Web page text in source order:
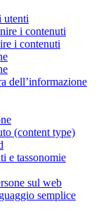
utenti
i contenuti
i contenuti
dell’informazione
(content type)
e tassonomie
sul web
semplice